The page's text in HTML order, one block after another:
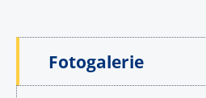
Fotogalerie